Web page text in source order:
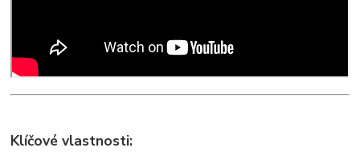
Klíčové vlastnosti: